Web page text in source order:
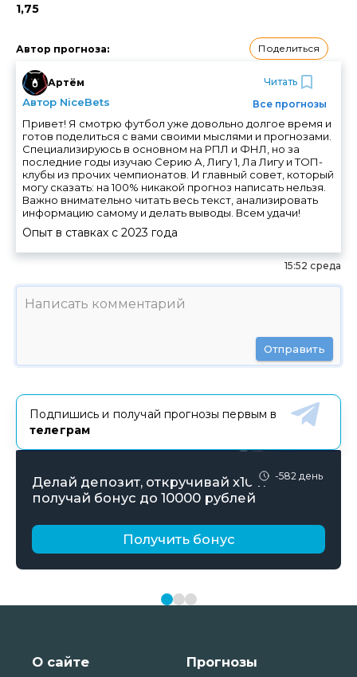
1,75
Автор прогноза: Поделиться
Артём
Автор NiceBets
Читать
Все прогнозы
Привет! Я смотрю футбол уже довольно долгое время и
готов поделиться с вами своими мыслями и прогнозами.
Специализируюсь в основном на РПЛ и ФНЛ, но за
последние годы изучаю Серию А, Лигу 1, Ла Лигу и ТОП-
клубы из прочих чемпионатов. И главный совет, который
могу сказать: на 100% никакой прогноз написать нельзя.
Важно внимательно читать весь текст, анализировать
информацию самому и делать выводы. Всем удачи!
Опыт в ставках с 2023 года
15:52 среда
Отправить
Подпишись и получай прогнозы первым в
телеграм
-582 день
Делай депозит, откручивай х10 и
получай бонус до 10000 рублей
Получить бонус
О сайте Прогнозы